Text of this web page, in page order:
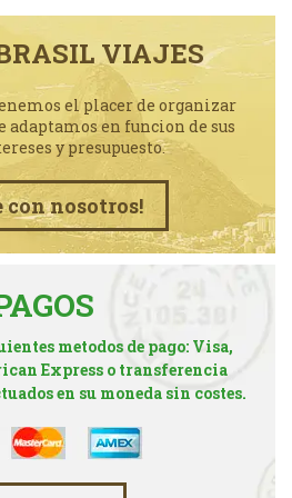
VIAJES
el placer de organizar
adaptamos en funcion de sus
y presupuesto.
con nosotros!
metodos de pago: Visa,
Express o transferencia
en su moneda sin costes.